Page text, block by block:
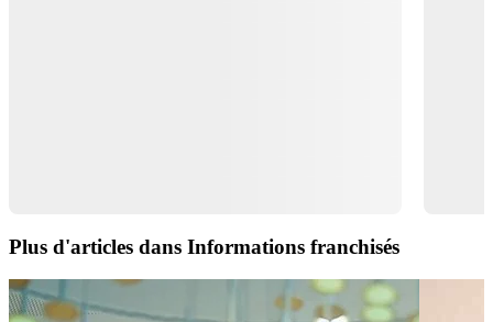
Plus d'articles dans Informations franchisés